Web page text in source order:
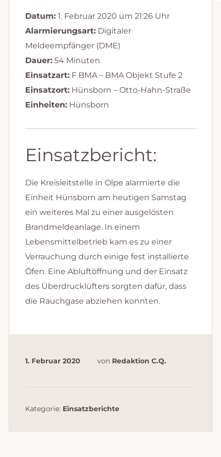
Datum:1. Februar 2020 um 21:26 Uhr
Alarmierungsart:Digitaler
Meldeempfänger (DME)
Dauer:54 Minuten
Einsatzart:F BMA – BMA Objekt Stufe 2
Einsatzort:Hünsborn – Otto-Hahn-Straße
Einheiten:Hünsborn
Einsatzbericht:
Die Kreisleitstelle in Olpe alarmierte die
Einheit Hünsborn am heutigen Samstag
ein weiteres Mal zu einer ausgelösten
Brandmeldeanlage. In einem
Lebensmittelbetrieb kam es zu einer
Verrauchung durch einige fest installierte
Öfen. Eine Abluftöffnung und der Einsatz
des Überdrucklüfters sorgten dafür, dass
die Rauchgase abziehen konnten.
1. Februar 2020 von Redaktion C.Q.
Kategorie: Einsatzberichte